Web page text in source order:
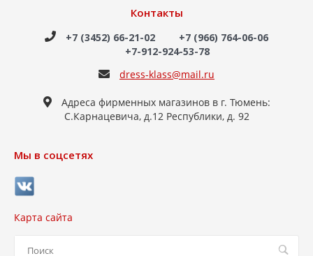
Контакты
+7 (3452) 66-21-02
+7 (966) 764-06-06
+7-912-924-53-78
dress-klass@mail.ru
Адреса фирменных магазинов в г. Тюмень:
С.Карнацевича, д.12 Республики, д. 92
Мы в соцсетях
Карта сайта